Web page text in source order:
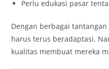
Perlu edukasi pasar
Dengan berbagai
harus terus beradaptasi.
kualitas membuat mereka